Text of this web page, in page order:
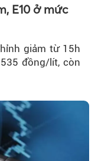
E10 ở mức
giảm từ 15h
đồng/lít, còn